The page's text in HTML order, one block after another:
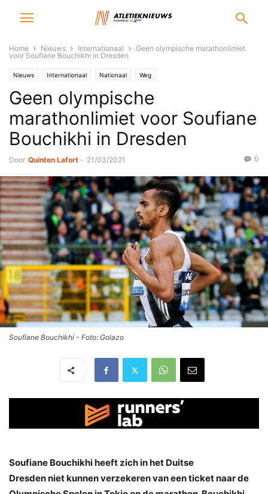
Home Nieuws Internationaal
Geen olympische marathonlimiet
voor Soufiane Bouchikhi in Dresden
Nieuws Internationaal Nationaal Weg
Geen olympische
marathonlimiet voor Soufiane
Bouchikhi in Dresden
Door Quinten Lafort - 21/03/2021 0
Soufiane Bouchikhi - Foto: Golazo
Soufiane Bouchikhi heeft zich in het Duitse
Dresden niet kunnen verzekeren van een ticket naar de